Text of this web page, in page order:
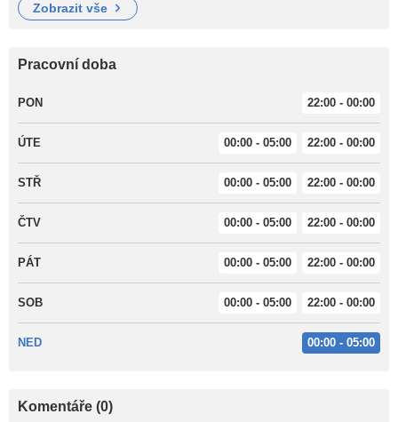
zobrazit vše
Pracovní doba
PON 22:00 - 00:00
ÚTE 00:00 - 05:00 22:00 - 00:00
STŘ 00:00 - 05:00 22:00 - 00:00
ČTV 00:00 - 05:00 22:00 - 00:00
PÁT 00:00 - 05:00 22:00 - 00:00
SOB 00:00 - 05:00 22:00 - 00:00
NED 00:00 - 05:00
Komentáře (0)